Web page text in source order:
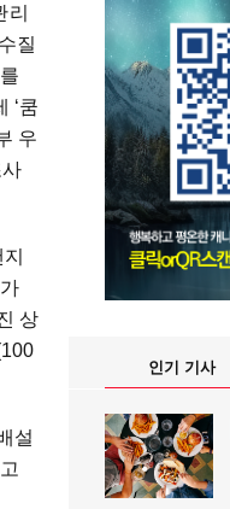
리
질
‘쿰
우
상
설
인기 기사